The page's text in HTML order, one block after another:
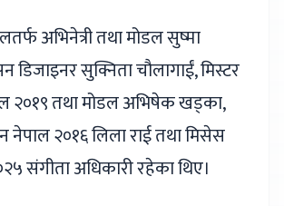
अभिनेत्री तथा मोडल सुष्मा
डिजाइनर सुक्निता चौलागाईं, मिस्टर
२०१९ तथा मोडल अभिषेक खड्का,
नेपाल २०१६ लिला राई तथा मिसेस
संगीता अधिकारी रहेका थिए।